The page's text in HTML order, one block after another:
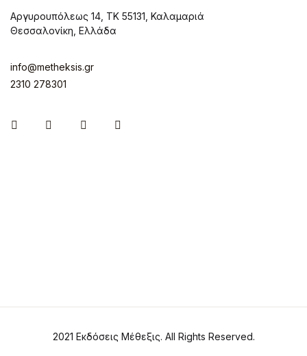
Αργυρουπόλεως 14, ΤΚ 55131, Καλαμαριά
Θεσσαλονίκη, Ελλάδα
info@metheksis.gr
2310 278301
InstagramFacebookTwitter
2021 Εκδόσεις Μέθεξις. All Rights Reserved.